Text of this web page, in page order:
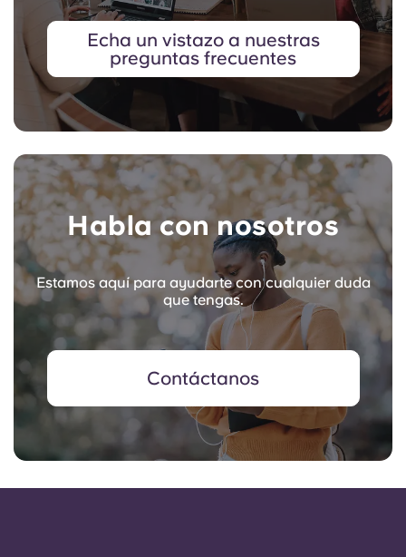
Echa un vistazo a nuestras
preguntas frecuentes
Habla con nosotros
Estamos aquí para ayudarte con cualquier duda
que tengas.
Contáctanos